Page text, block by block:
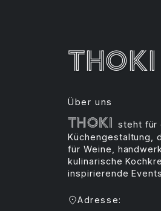
Thoki
Über uns
Thoki steht für
Küchengestaltung,
für Weine,
kulinarische
inspirierende
Adresse: